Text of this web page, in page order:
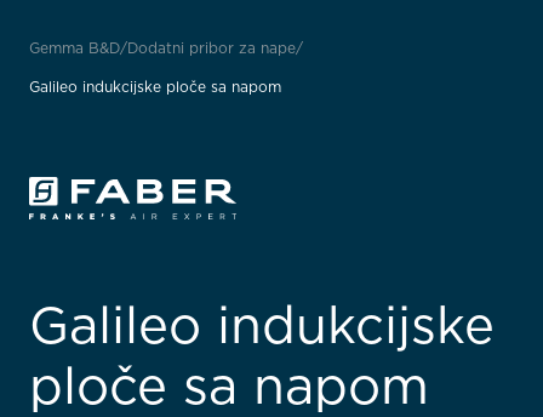
Gemma B&D Dodatni pribor za nape
Galileo indukcijske ploče sa napom
Galileo indukcijske
ploče sa napom